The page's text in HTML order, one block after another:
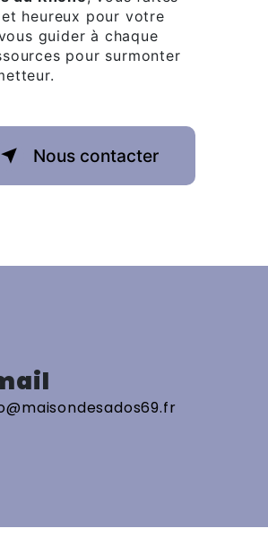
heureux pour votre
guider à chaque
pour surmonter
Nous contacter